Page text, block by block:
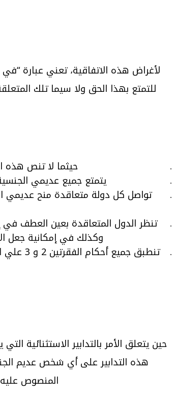
لأغراض هذه الاتفاقية، تعني عبارة
للتمتع بهذا الحق ولا سيما تلك
حيثما لا تنص هذه
يتمتع جميع عديمي
تواصل كل دولة متعاقدة منح عديمي
وكذلك في إمكانية جعل
حين يتعلق الأمر بالتدابير
هذه التدابير على أي شخص عديم
المنصوص